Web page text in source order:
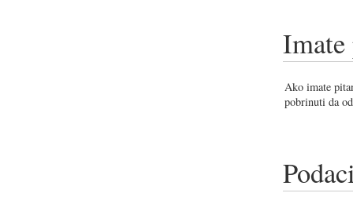
Imate
Ako imate
pobrinuti da